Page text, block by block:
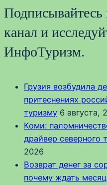
канал и
ИнфоТуризм.
Грузия возбудила
притеснениях
туризму 6 августа,
Коми:
драйвер северного
2026
Возврат денег за
почему ждать